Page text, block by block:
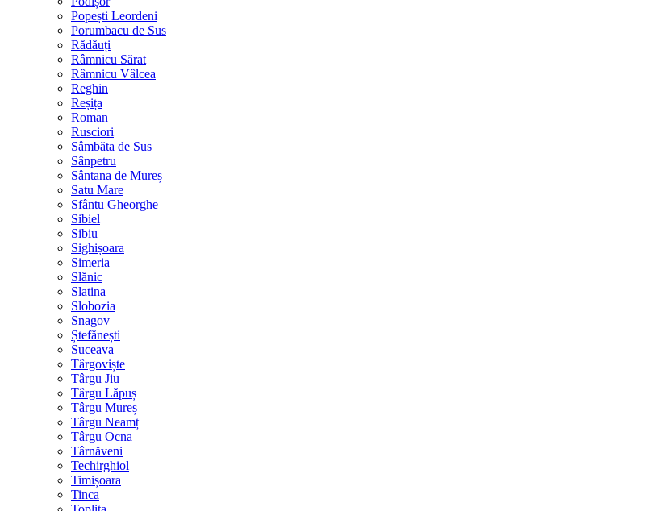
Popești Leordeni
Porumbacu de Sus
Rădăuți
Râmnicu Sărat
Râmnicu Vâlcea
Reghin
Reșița
Roman
Rusciori
Sâmbăta de Sus
Sânpetru
Sântana de Mureș
Satu Mare
Sfântu Gheorghe
Sibiel
Sibiu
Sighișoara
Simeria
Slănic
Slatina
Slobozia
Snagov
Ștefănești
Suceava
Târgoviște
Târgu Jiu
Târgu Lăpuș
Târgu Mureș
Târgu Neamț
Târgu Ocna
Târnăveni
Techirghiol
Timișoara
Tinca